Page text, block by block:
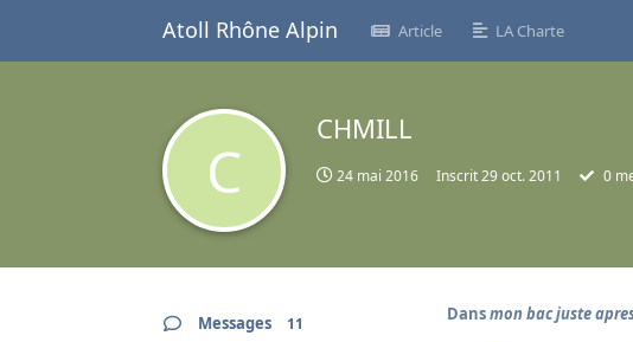
Atoll Rhône Alpin Article LA Charte
C
CHMILL
24 mai 2016 Inscrit29 oct. 2011 0
Messages 11 Dansmon bac juste